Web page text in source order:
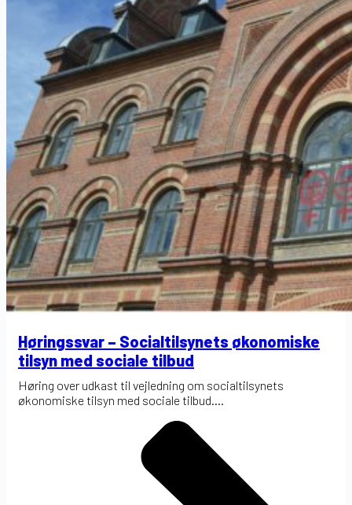
Høringssvar – Socialtilsynets økonomiske
tilsyn med sociale tilbud
Høring over udkast til vejledning om socialtilsynets
økonomiske tilsyn med sociale tilbud....